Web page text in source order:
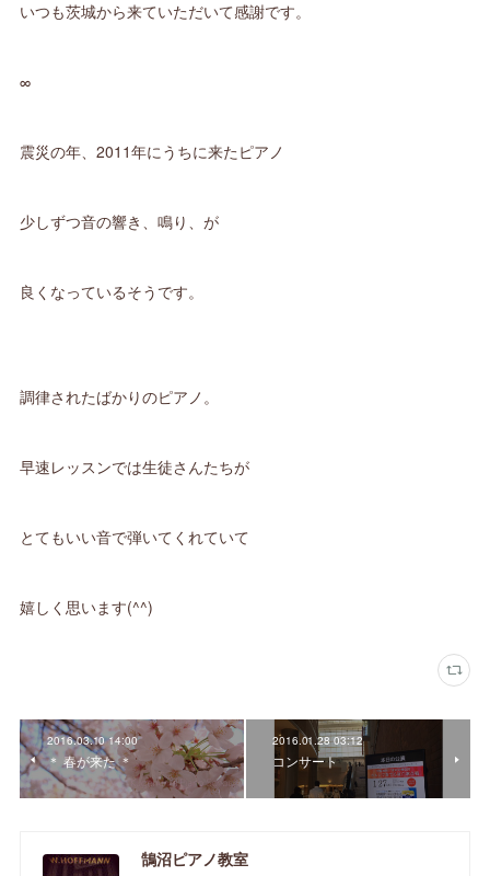
いつも茨城から来ていただいて感謝です。
∞
震災の年、2011年にうちに来たピアノ
少しずつ音の響き、鳴り、が
良くなっているそうです。
調律されたばかりのピアノ。
早速レッスンでは生徒さんたちが
とてもいい音で弾いてくれていて
嬉しく思います(^^)
2016.03.10 14:00
＊ 春が来た ＊
2016.01.28 03:12
コンサート
鵠沼ピアノ教室